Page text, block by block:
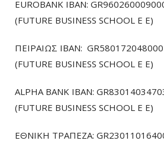
EUROBANK IBAN:
(FUTURE BUSINESS SCHOOL E E)
ΠΕΙΡΑΙΩΣ ΙΒΑΝ:
(FUTURE BUSINESS SCHOOL E E)
ALPHA BANK IBAN:
(FUTURE BUSINESS SCHOOL E E)
ΕΘΝΙΚΗ ΤΡΑΠΕΖΑ: